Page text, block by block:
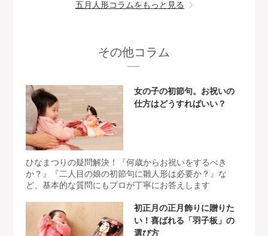
五月人形コラムをもっと見る
その他コラム
女の子の初節句。お祝いの
仕方はどうすればいい？
ひなまつりの疑問解決！『何歳からお祝いをするべき
か？』『二人目の娘の初節句に雛人形は必要か？』な
ど、基本的な質問にもプロが丁寧にお答えします
初正月の正月飾りに贈りた
い！喜ばれる「羽子板」の
選び方